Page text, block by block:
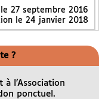
27 septembre 2016
le 24 janvier 2018
?
l’Association
ponctuel.